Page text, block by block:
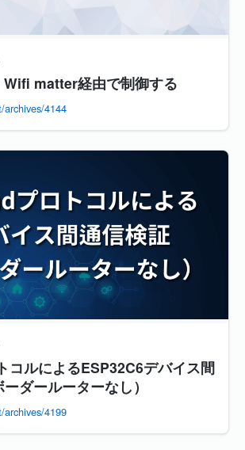
Wifi matter経由で制御する
4144
コルによるESP32C6デバイス間
ダールーターなし）
4199